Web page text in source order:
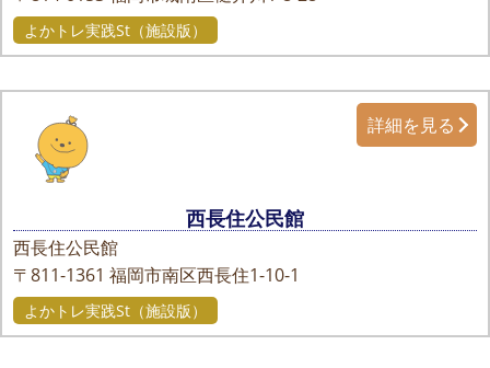
よかトレ実践St（施設版）
西長住公民館
西長住公民館
〒811-1361 福岡市南区西長住1-10-1
詳細を見る
よかトレ実践St（施設版）